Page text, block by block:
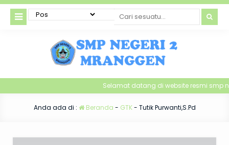
Selamat datang di website resmi smp
Anda ada di : Beranda - GTK- Tutik Purwanti,S.Pd